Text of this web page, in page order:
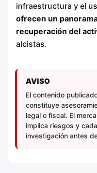
infraestructura y el
ofrecen un
recuperación del
alcistas.
AVISO
El contenido
constituye
legal o fiscal. El
implica riesgos y
investigación antes